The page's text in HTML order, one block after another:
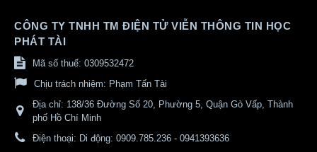
CÔNG TY TNHH TM ĐIỆN TỬ VIỄN THÔNG TIN HỌC
PHÁT TÀI
Mã số thuế: 0309532472
Chịu trách nhiệm: Phạm Tấn Tài
Địa chỉ: 138/36 Đường Số 20, Phường 5, Quận Gò Vấp, Thành
phố Hồ Chí Minh
Điện thoại: Di động: 0909.785.236 - 0941393636